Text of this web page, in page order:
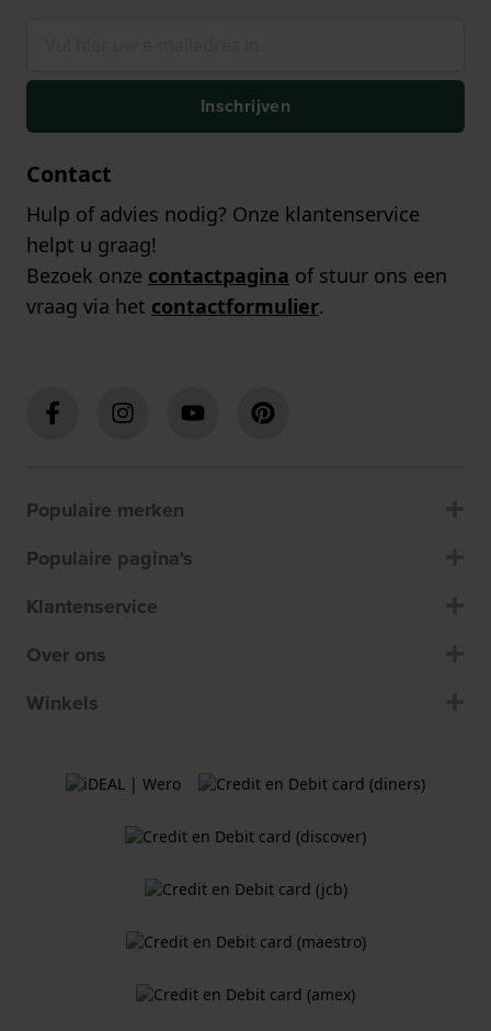
Inschrijven
Contact
Hulp of advies nodig? Onze klantenservice
helpt u graag!
Bezoek onze contactpagina of stuur ons een
vraag via het contactformulier.
Populaire merken
Populaire pagina's
Klantenservice
Over ons
Winkels